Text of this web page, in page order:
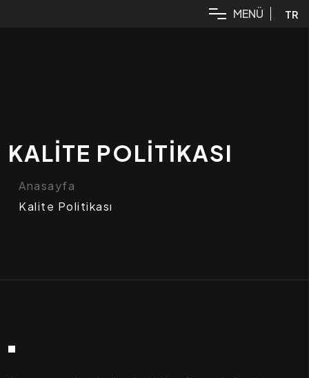
MENÜ TR
KALITE POLITIKASI
Anasayfa
Kalite Politikası